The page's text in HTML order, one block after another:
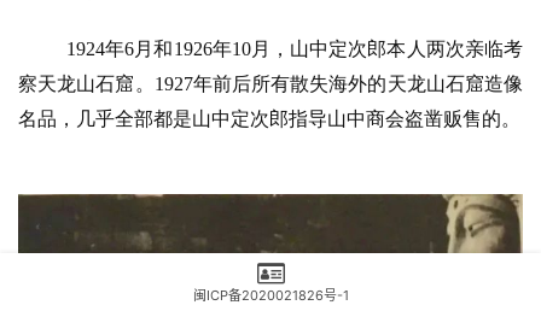
1924年6月和1926年10月，山中定次郎本人两次亲临考
察天龙山石窟。1927年前后所有散失海外的天龙山石窟造像
名品，几乎全部都是山中定次郎指导山中商会盗凿贩售的。
闽ICP备2020021826号-1